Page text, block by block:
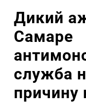
Дикий
Самаре
служба
причину